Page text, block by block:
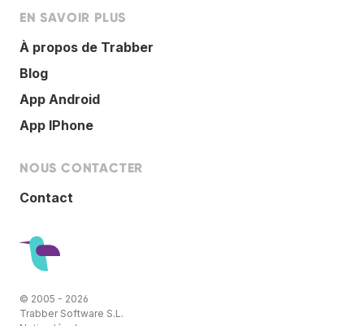
EN SAVOIR PLUS
À propos de Trabber
Blog
App Android
App IPhone
NOUS CONTACTER
Contact
© 2005 - 2026
Trabber Software S.L.